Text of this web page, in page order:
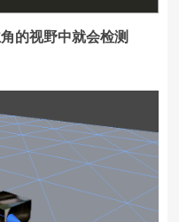
的视野中就会检测